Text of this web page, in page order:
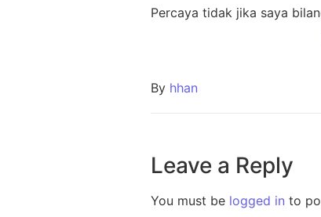
Percaya tidak jika saya
By hhan
Leave a Reply
You must be logged in to